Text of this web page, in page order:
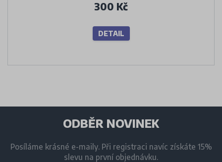
300 Kč
DETAIL
ODBĚR NOVINEK
Posíláme krásné e-maily. Při registraci navíc získáte 15%
slevu na první objednávku.